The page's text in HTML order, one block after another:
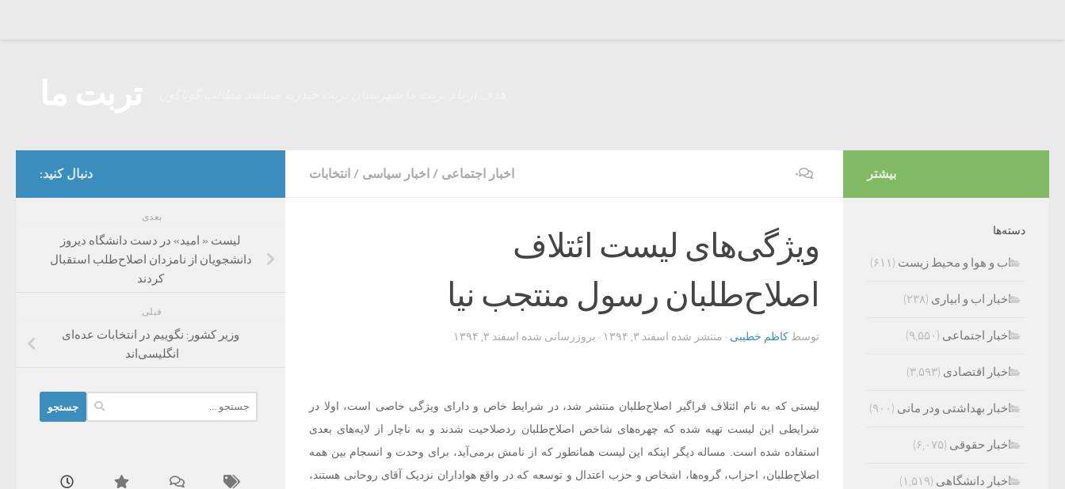
اخبار اجتماعی / اخبار سیاسی / انتخابات ۰
ویژگی‌های لیست ائتلاف
اصلاح‌طلبان رسول منتجب نیا
توسط کاظم خطیبی · منتشر شده اسفند ۳, ۱۳۹۴ · بروزرسانی شده اسفند ۳, ۱۳۹۴
لیستی که به نام ائتلاف فراگیر اصلاح‌طلبان منتشر شد، در شرایط خاص و دارای ویژگی خاصی است، اولا در
شرایطی این لیست تهیه شده که چهره‌های شاخص اصلاح‌طلبان ردصلاحیت شدند و به ناچار از لایه‌های بعدی
استفاده شده است. مساله دیگر اینکه این لیست همانطور که از نامش برمی‌آید، برای وحدت و انسجام بین همه
اصلاح‌طلبان، احزاب، گروه‌ها، اشخاص و حزب اعتدال و توسعه که در واقع هواداران نزدیک آقای روحانی هستند،
دنبال کنید:
بعدی
لیست « امید» در دست دانشگاه دیروز
دانشجویان از نامزدان اصلاح‌طلب استقبال
کردند
قبلی
وزیر کشور: نگوییم در انتخابات عده‌ای
انگلیسی‌اند
برای:
بیشتر
دسته‌ها
اب و هوا و محیط زیست (۶۱۱)
اخبار اب و ابیاری (۲۳۸)
اخبار اجتماعی (۹,۵۵۰)
اخبار اقتصادی (۳,۵۹۳)
اخبار بهداشتی ودر مانی (۹۰۰)
اخبار حقوقی (۶,۰۷۵)
اخبار دانشگاهی (۱,۵۱۹)